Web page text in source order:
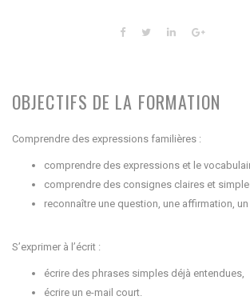
OBJECTIFS DE LA FORMATION
Comprendre des expressions familières :
comprendre des expressions et le
comprendre des consignes claires et
reconnaître une question, une affirmation,
S’exprimer à l’écrit :
écrire des phrases simples déjà entendues,
écrire un e-mail court.